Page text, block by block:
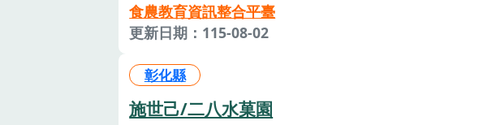
食農教育資訊整合平臺
更新日期：115-08-02
彰化縣
施世己/二八水菓園